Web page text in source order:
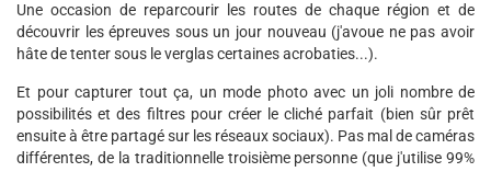
Une occasion de reparcourir les routes de chaque région et de
découvrir les épreuves sous un jour nouveau (j'avoue ne pas avoir
hâte de tenter sous le verglas certaines acrobaties...).
Et pour capturer tout ça, un mode photo avec un joli nombre de
possibilités et des filtres pour créer le cliché parfait (bien sûr prêt
ensuite à être partagé sur les réseaux sociaux). Pas mal de caméras
différentes, de la traditionnelle troisième personne (que j'utilise 99%